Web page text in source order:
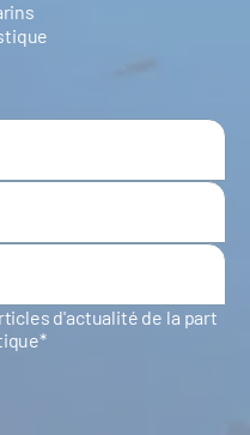
d'actualité de la part